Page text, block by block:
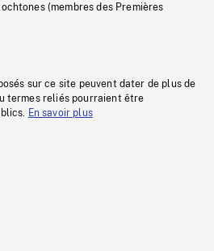
(membres des Premières
sur ce site peuvent dater de plus de
termes reliés pourraient être
En savoir plus